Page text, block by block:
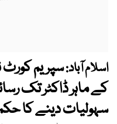
اسلام آباد:سپریم
کے ماہر ڈاکٹر تک
سہولیات دینے کا